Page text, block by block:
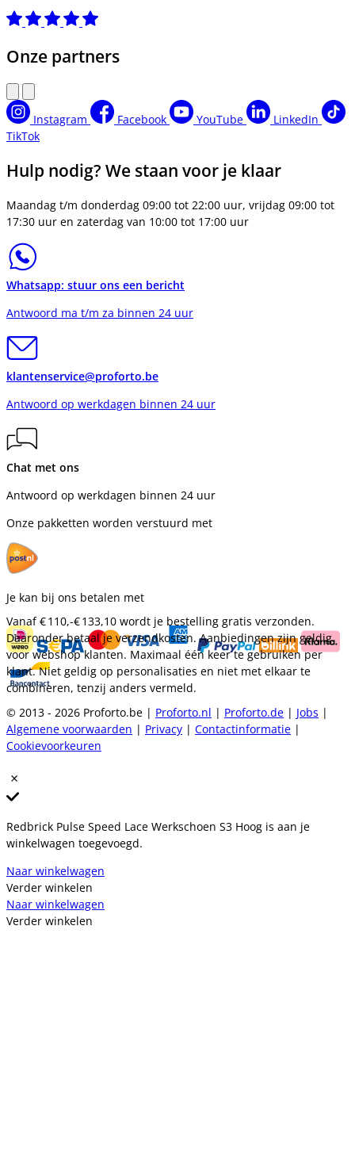
Onze partners
Instagram Facebook YouTube
LinkedIn
TikTok
Hulp nodig? We staan voor je klaar
Maandag t/m donderdag 09:00 tot 22:00 uur, vrijdag 09:00 tot
17:30 uur en zaterdag van 10:00 tot 17:00 uur
Whatsapp: stuur ons een bericht
Antwoord ma t/m za binnen 24 uur
klantenservice@proforto.be
Antwoord op werkdagen binnen 24 uur
Chat met ons
Antwoord op werkdagen binnen 24 uur
Onze pakketten worden verstuurd met
Je kan bij ons betalen met
Vanaf€ 110,-€ 133,10 wordt je bestelling gratis verzonden.
Daaronder betaal je verzendkosten. Aanbiedingen zijn geldig
voor webshop klanten. Maximaal één keer te gebruiken per
klant. Niet geldig op personalisaties en niet met elkaar te
combineren, tenzij anders vermeld.
© 2013 - 2026 Proforto.be | Proforto.nl | Proforto.de | Jobs |
Algemene voorwaarden | Privacy | Contactinformatie |
Cookievoorkeuren
Redbrick Pulse Speed Lace Werkschoen S3 Hoog is aan je
winkelwagen toegevoegd.
Naar winkelwagen
Verder winkelen
Naar winkelwagen
Verder winkelen